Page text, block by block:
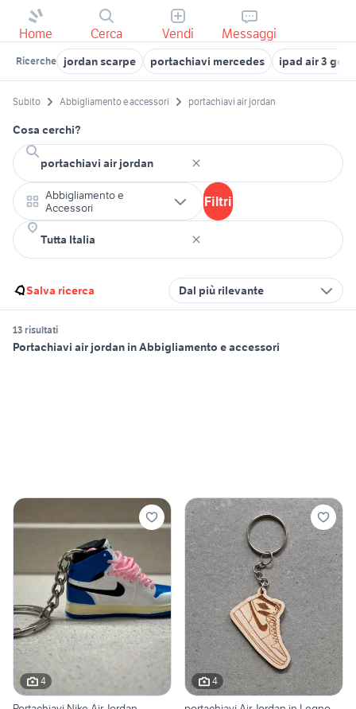
Home Cerca Vendi Messaggi
Ricerche jordan scarpe portachiavi mercedes ipad air 3
Subito Abbigliamento e accessori portachiavi air jordan
Cosa cerchi?
Abbigliamento e
Accessori
Filtri
Salva ricerca Dal più rilevante
13 risultati
Portachiavi air jordan in Abbigliamento e accessori
4 4